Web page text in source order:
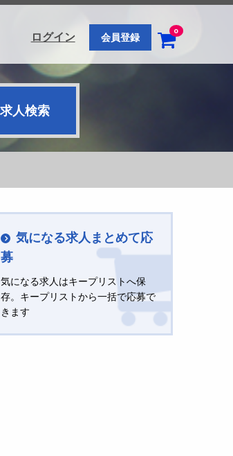
ログイン 会員登録
0
気になる求人まとめて応
募
気になる求人はキープリストへ保
存。キープリストから一括で応募で
きます